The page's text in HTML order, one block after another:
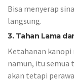
Bisa menyerap
langsung.
3. Tahan Lama
Ketahanan
namun, itu semua
akan tetapi